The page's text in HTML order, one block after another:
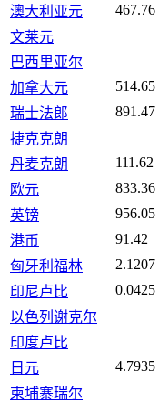
澳大利亚元
467.76
文莱元
巴西里亚尔
加拿大元
514.65
瑞士法郎
891.47
捷克克朗
丹麦克朗
111.62
欧元
833.36
英镑
956.05
港币
91.42
匈牙利福林
2.1207
印尼卢比
0.0425
以色列谢克尔
印度卢比
日元
4.7935
柬埔寨瑞尔